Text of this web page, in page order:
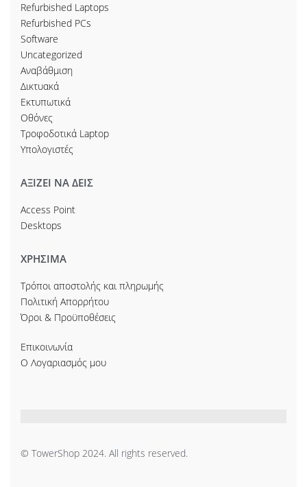
Refurbished Laptops
Refurbished PCs
Software
Uncategorized
Αναβάθμιση
Δικτυακά
Εκτυπωτικά
Οθόνες
Τροφοδοτικά Laptop
Υπολογιστές
ΑΞΙΖΕΙ ΝΑ ΔΕΙΣ
Access Point
Desktops
ΧΡΗΣΙΜΑ
Τρόποι αποστολής και πληρωμής
Πολιτική Απορρήτου
Όροι & Προϋποθέσεις
Επικοινωνία
Ο Λογαριασμός μου
© TowerShop 2024. All rights reserved.